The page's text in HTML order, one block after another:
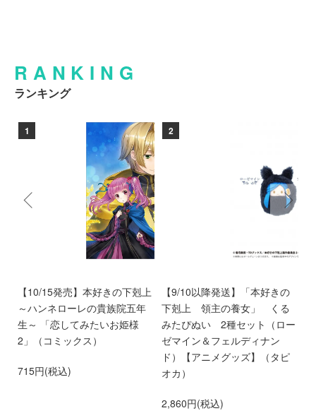
RANKING
ランキング
1
【10/15発売】本好きの下剋上
～ハンネローレの貴族院五年
生～ 「恋してみたいお姫様
2」（コミックス）
715円(税込)
2
【9/10以降発送】「本好きの
下剋上 領主の養女」 くる
みたぴぬい 2種セット（ロー
ゼマイン＆フェルディナン
ド）【アニメグッズ】（タピ
オカ）
2,860円(税込)